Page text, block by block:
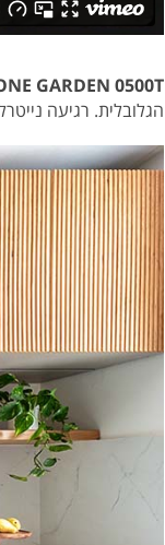
GARDEN 0500T
הגלובלית. רגיעה